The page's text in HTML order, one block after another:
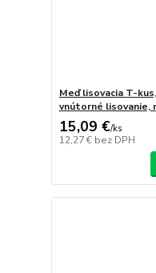
Meď lisovacia T-
vnútorné lisovanie,
15,09 €/ks
12,27 € bez DPH